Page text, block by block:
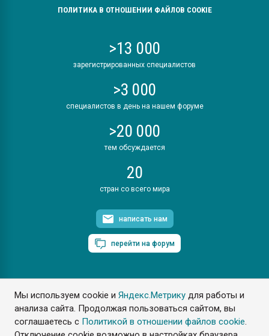
Мы используем cookie иЯндекс.Метрику для работы и
анализа сайта. Продолжая пользоваться сайтом, вы
соглашаетесь с Политикой в отношении файлов cookie.
ПОЛИТИКА В ОТНОШЕНИИ ФАЙЛОВ COOKIE
>13 000
зарегистрированных специалистов
>3 000
специалистов в день на нашем форуме
>20 000
тем обсуждается
20
стран со всего мира
написать нам
перейти на форум
ПластЭксперт © 2006. Все права защищены
Разрешается копирование материалов сайта с обязательной
ссылкой на www.e-plastic.ru
Разработка сайта